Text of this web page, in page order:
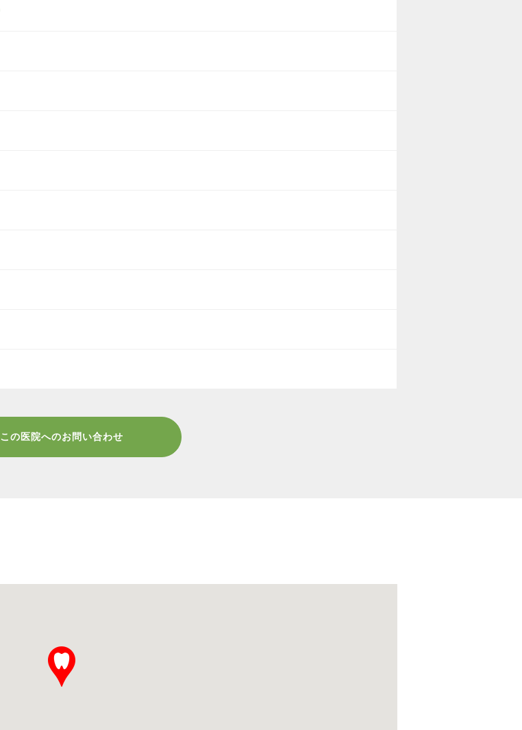
この医院へのお問い合わせ